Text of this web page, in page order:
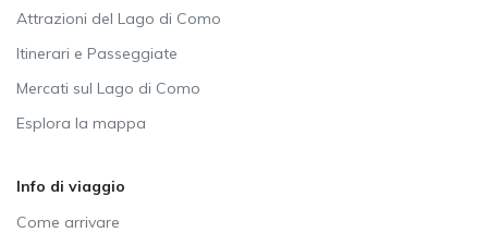
Attrazioni del Lago di Como
Itinerari e Passeggiate
Mercati sul Lago di Como
Esplora la mappa
Info di viaggio
Come arrivare